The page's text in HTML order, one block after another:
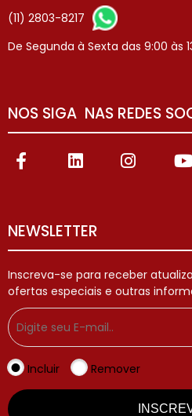
(11) 2803-8217
De Segunda à Sexta das 9:00 às
NOS SIGA NAS REDES
NEWSLETTER
Inscreva-se para receber
ofertas especiais e outras
Incluir Remover